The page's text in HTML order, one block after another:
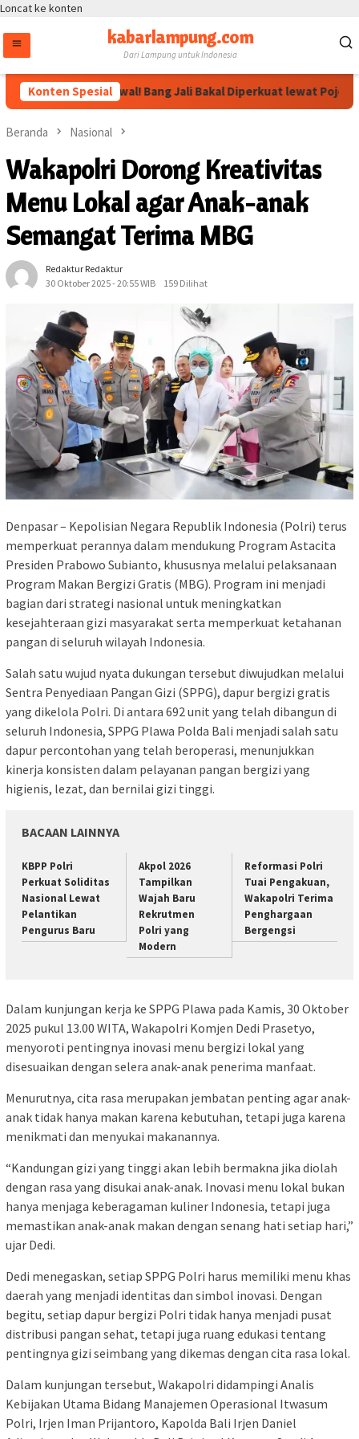
Loncat ke konten
kabarlampung.com
Dari Lampung untuk Indonesia
Konten Spesial
Megawati Dikawal! Bang Jali Bakal Diperkuat lewat Pojok Baca
Beranda Nasional
Wakapolri Dorong Kreativitas
Menu Lokal agar Anak-anak
Semangat Terima MBG
Redaktur Redaktur
30 Oktober 2025 - 20:55 WIB
159 Dilihat
Denpasar – Kepolisian Negara Republik Indonesia (Polri) terus
memperkuat perannya dalam mendukung Program Astacita
Presiden Prabowo Subianto, khususnya melalui pelaksanaan
Program Makan Bergizi Gratis (MBG). Program ini menjadi
bagian dari strategi nasional untuk meningkatkan
kesejahteraan gizi masyarakat serta memperkuat ketahanan
pangan di seluruh wilayah Indonesia.
Salah satu wujud nyata dukungan tersebut diwujudkan melalui
Sentra Penyediaan Pangan Gizi (SPPG), dapur bergizi gratis
yang dikelola Polri. Di antara 692 unit yang telah dibangun di
seluruh Indonesia, SPPG Plawa Polda Bali menjadi salah satu
dapur percontohan yang telah beroperasi, menunjukkan
kinerja konsisten dalam pelayanan pangan bergizi yang
higienis, lezat, dan bernilai gizi tinggi.
BACAAN LAINNYA
KBPP Polri
Perkuat Soliditas
Nasional Lewat
Pelantikan
Pengurus Baru
Akpol 2026
Tampilkan
Wajah Baru
Rekrutmen
Polri yang
Modern
Reformasi Polri
Tuai Pengakuan,
Wakapolri Terima
Penghargaan
Bergengsi
Dalam kunjungan kerja ke SPPG Plawa pada Kamis, 30 Oktober
2025 pukul 13.00 WITA, Wakapolri Komjen Dedi Prasetyo,
menyoroti pentingnya inovasi menu bergizi lokal yang
disesuaikan dengan selera anak-anak penerima manfaat.
Menurutnya, cita rasa merupakan jembatan penting agar anak-
anak tidak hanya makan karena kebutuhan, tetapi juga karena
menikmati dan menyukai makanannya.
“Kandungan gizi yang tinggi akan lebih bermakna jika diolah
dengan rasa yang disukai anak-anak. Inovasi menu lokal bukan
hanya menjaga keberagaman kuliner Indonesia, tetapi juga
memastikan anak-anak makan dengan senang hati setiap hari,”
ujar Dedi.
Dedi menegaskan, setiap SPPG Polri harus memiliki menu khas
daerah yang menjadi identitas dan simbol inovasi. Dengan
begitu, setiap dapur bergizi Polri tidak hanya menjadi pusat
distribusi pangan sehat, tetapi juga ruang edukasi tentang
pentingnya gizi seimbang yang dikemas dengan cita rasa lokal.
Dalam kunjungan tersebut, Wakapolri didampingi Analis
Kebijakan Utama Bidang Manajemen Operasional Itwasum
Polri, Irjen Iman Prijantoro, Kapolda Bali Irjen Daniel